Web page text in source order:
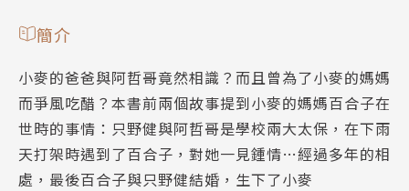
簡介
小麥的爸爸與阿哲哥竟然相識？而且曾為了小麥的媽媽
而爭風吃醋？本書前兩個故事提到小麥的媽媽百合子在
世時的事情：只野健與阿哲哥是學校兩大太保，在下雨
天打架時遇到了百合子，對她一見鍾情…經過多年的相
處，最後百合子與只野健結婚，生下了小麥